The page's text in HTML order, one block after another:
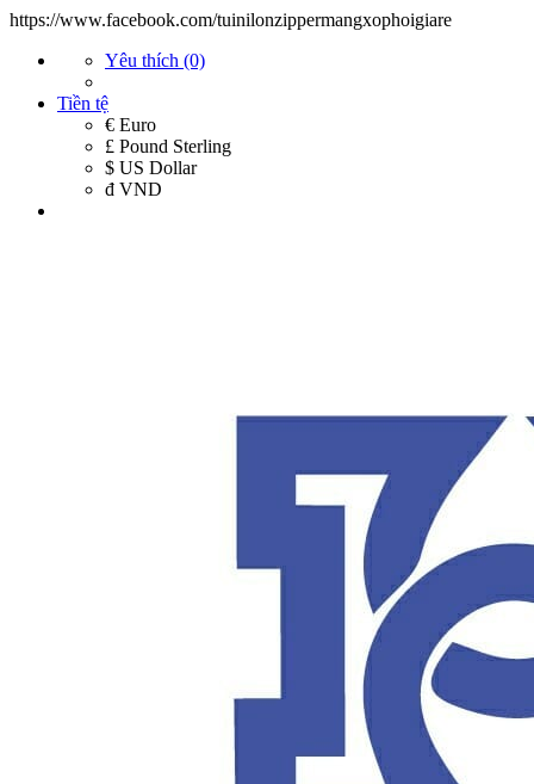
https://www.facebook.com/tuinilonzippermangxophoigiare
Yêu thích (0)
Tiền tệ
€ Euro
£ Pound Sterling
$ US Dollar
đ VND